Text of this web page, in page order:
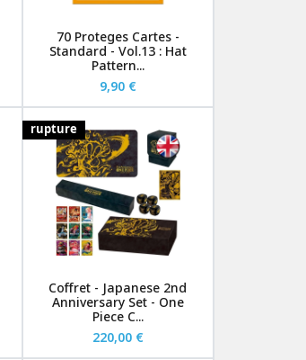
70 Proteges Cartes -
Standard - Vol.13 : Hat
Pattern...
9,90 €
rupture
Coffret - Japanese 2nd
Anniversary Set - One
Piece C...
220,00 €